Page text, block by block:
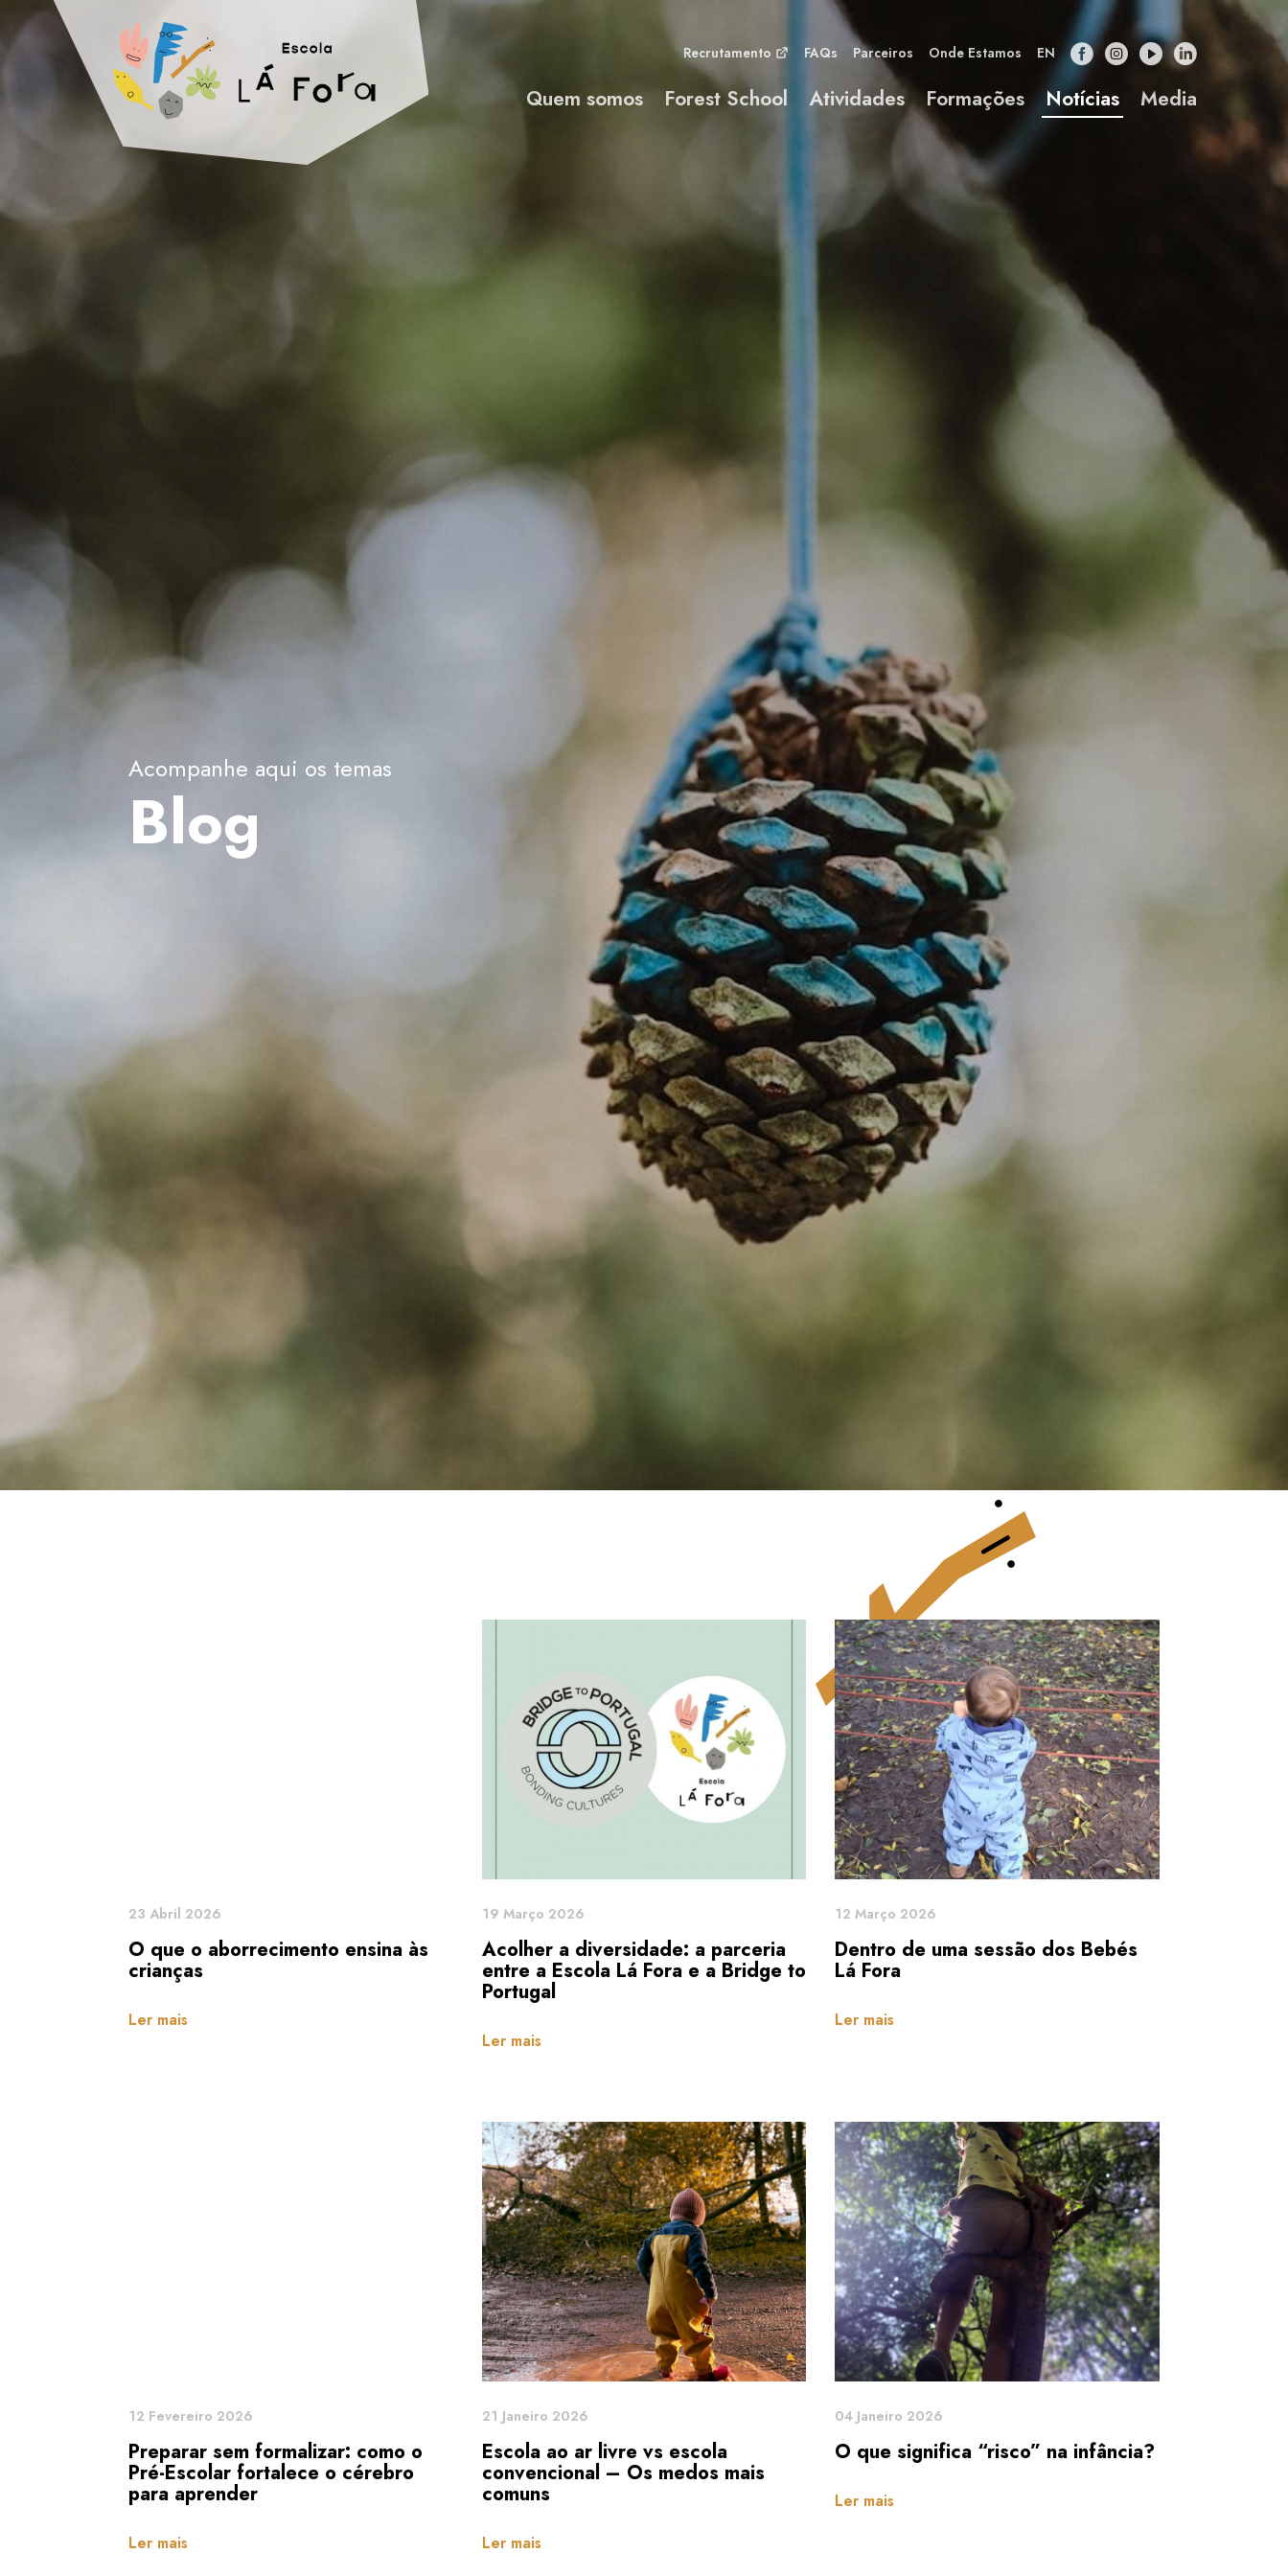
Recrutamento FAQs Parceiros Onde Estamos EN
Quem somos Forest School Atividades Formações Notícias Media
Acompanhe aqui os temas
Blog
23 Abril 2026
O que o aborrecimento ensina às
crianças
Ler mais
19 Março 2026
Acolher a diversidade: a parceria
entre a Escola Lá Fora e a Bridge to
Portugal
Ler mais
12 Março 2026
Dentro de uma sessão dos Bebés
Lá Fora
Ler mais
12 Fevereiro 2026
Preparar sem formalizar: como o
Pré-Escolar fortalece o cérebro
para aprender
Ler mais
21 Janeiro 2026
Escola ao ar livre vs escola
convencional – Os medos mais
comuns
Ler mais
04 Janeiro 2026
O que significa “risco” na infância?
Ler mais